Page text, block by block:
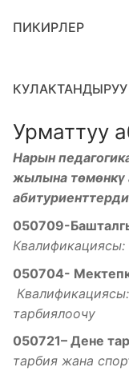
ПИКИРЛЕР
КУЛАКТАНДЫРУУ
Урматтуу
Нарын
жылына төмөнкү
050709-
050704-
тарбиялоочу
050721– Дене
тарбия жана